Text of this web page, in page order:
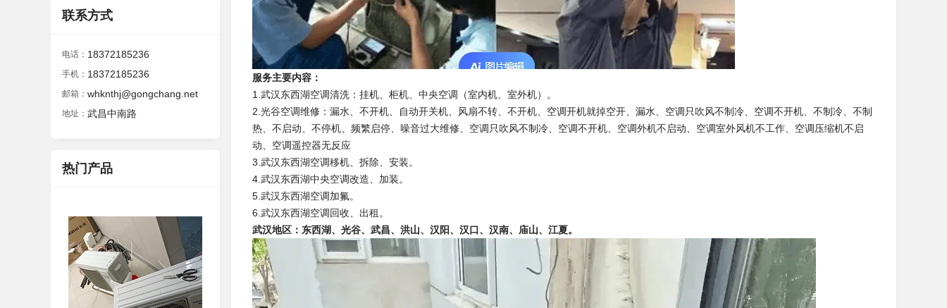
联系方式
电话： 18372185236
手机： 18372185236
邮箱： whknthj@gongchang.net
地址： 武昌中南路
热门产品
服务主要内容：
1.武汉东西湖空调清洗：挂机、柜机、中央空调（室内机、室外机）。
2.光谷空调维修：漏水、不开机、自动开关机、风扇不转、不开机、空调开机就掉空开、漏水、空调只吹风不制冷、空调不开机、不制冷、不制
热、不启动、不停机、频繁启停、噪音过大维修、空调只吹风不制冷、空调不开机、空调外机不启动、空调室外风机不工作、空调压缩机不启
动、空调遥控器无反应
3.武汉东西湖空调移机、拆除、安装。
4.武汉东西湖中央空调改造、加装。
5.武汉东西湖空调加氟。
6.武汉东西湖空调回收、出租。
武汉地区：东西湖、光谷、武昌、洪山、汉阳、汉口、汉南、庙山、江夏。